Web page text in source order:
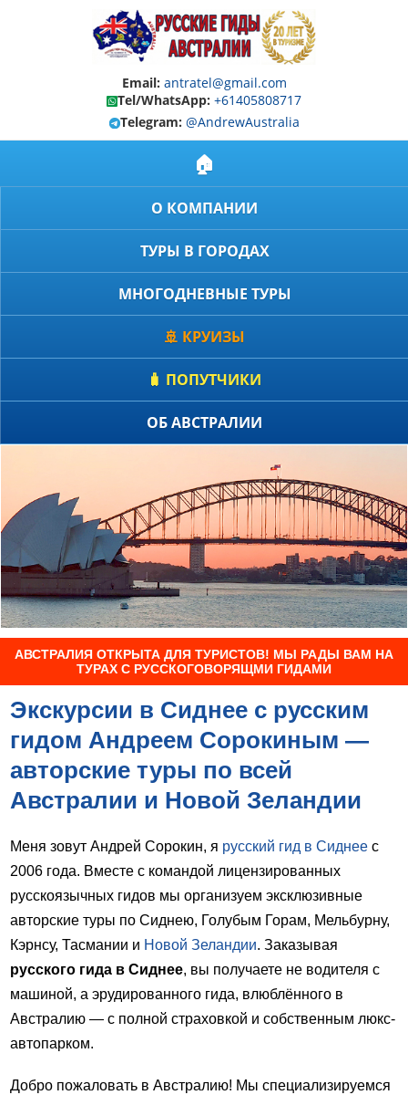
Email: antratel@gmail.com
Tel/WhatsApp: +61405808717
Telegram: @AndrewAustralia
🏠
О КОМПАНИИ
ТУРЫ В ГОРОДАХ
МНОГОДНЕВНЫЕ ТУРЫ
🚢 КРУИЗЫ
🧳 ПОПУТЧИКИ
ОБ АВСТРАЛИИ
АВСТРАЛИЯ ОТКРЫТА ДЛЯ ТУРИСТОВ! МЫ РАДЫ ВАМ НА
ТУРАХ С РУССКОГОВОРЯЩМИ ГИДАМИ
Экскурсии в Сиднее с русским
гидом Андреем Сорокиным —
авторские туры по всей
Австралии и Новой Зеландии
Меня зовут Андрей Сорокин, я русский гид в Сиднее с
2006 года. Вместе с командой лицензированных
русскоязычных гидов мы организуем эксклюзивные
авторские туры по Сиднею, Голубым Горам, Мельбурну,
Кэрнсу, Тасмании и Новой Зеландии. Заказывая
русского гида в Сиднее, вы получаете не водителя с
машиной, а эрудированного гида, влюблённого в
Австралию — с полной страховкой и собственным люкс-
автопарком.
Добро пожаловать в Австралию! Мы специализируемся